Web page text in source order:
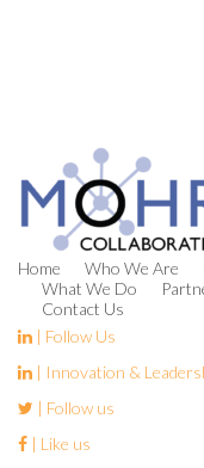
Home Who We Are
What We Do
Contact Us
| Follow Us
| Innovation &
| Follow us
| Like us